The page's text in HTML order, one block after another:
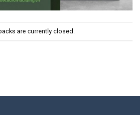
are currently closed.